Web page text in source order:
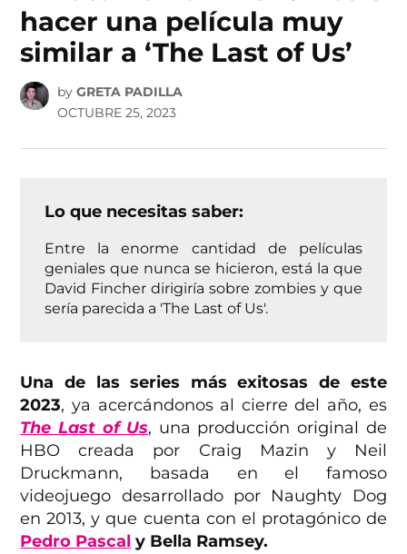
hacer una película muy
similar a ‘The Last of Us’
by GRETA PADILLA
OCTUBRE 25, 2023
Lo que necesitas saber:
Entre la enorme cantidad de películas
geniales que nunca se hicieron, está la que
David Fincher dirigiría sobre zombies y que
sería parecida a 'The Last of Us'.
Una de las series más exitosas de este
2023, ya acercándonos al cierre del año, es
The Last of Us, una producción original de
HBO creada por Craig Mazin y Neil
Druckmann, basada en el famoso
videojuego desarrollado por Naughty Dog
en 2013, y que cuenta con el protagónico de
Pedro Pascal y Bella Ramsey.